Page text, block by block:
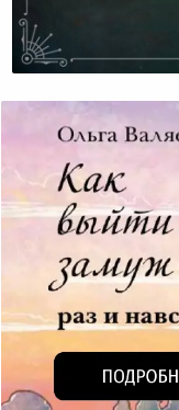
Золотое